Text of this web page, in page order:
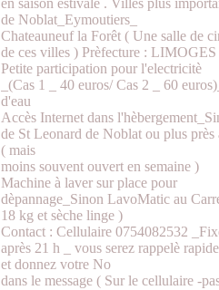
en saison estivale . Villes plus
de Noblat_Eymoutiers_
Chateauneuf la Forêt ( Une salle de
de ces villes ) Prèfecture : LIMOGES
Petite participation pour l'electricitè
_(Cas 1 _ 40 euros/ Cas 2 _ 60
d'eau
Accès Internet dans
de St Leonard de Noblat ou plus
( mais
moins souvent ouvert en semaine )
Machine à laver sur place pour
dèpannage_Sinon LavoMatic au
18 kg et sèche linge )
Contact : Cellulaire 0754082532
après 21 h _ vous serez rappelè
et donnez votre No
dans le message ( Sur le cellulaire -